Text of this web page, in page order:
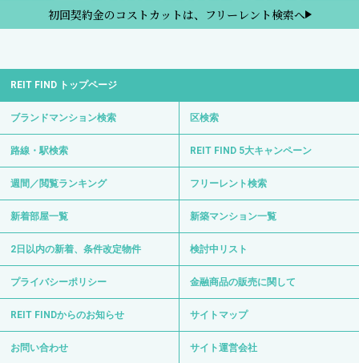
初回契約金のコストカットは、フリーレント検索へ
REIT FIND トップページ
ブランドマンション検索 区検索
路線・駅検索 REIT FIND 5大キャンペーン
週間／閲覧ランキング フリーレント検索
新着部屋一覧 新築マンション一覧
2日以内の新着、条件改定物件 検討中リスト
プライバシーポリシー 金融商品の販売に関して
REIT FINDからのお知らせ サイトマップ
お問い合わせ サイト運営会社